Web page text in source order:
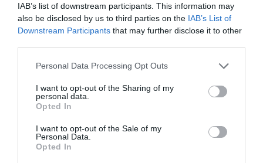
IAB’s list of downstream participants. This information may
also be disclosed by us to third parties on the IAB’s List of
Downstream Participants that may further disclose it to other
Personal Data Processing Opt Outs
I want to opt-out of the Sharing of my
personal data.
Opted In
I want to opt-out of the Sale of my
Personal Data.
Opted In
SELITÄ SANA
Kylmäkkö: – Julma ihminen – Etonnut nainen
Romanssi: – Toinen pitää toisesta ja se on semmoista –
Lovistoori – Riptiisi – Hermoraunio